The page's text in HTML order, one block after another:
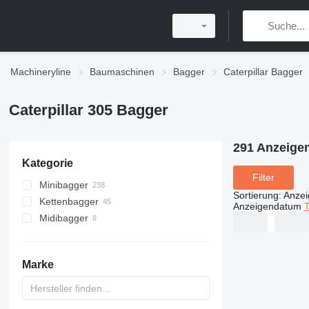
Machineryline Baumaschinen Bagger Caterpillar Bagger
Caterpillar 305 Bagger
Kategorie
Minibagger
Kettenbagger
Midibagger
Marke
291
Filter
Sortierung:
Anzeigendatum